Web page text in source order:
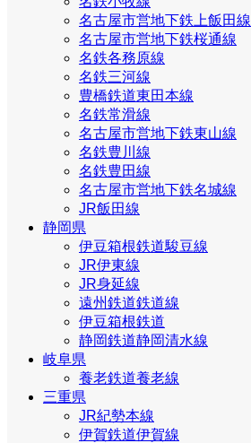
名古屋市営地下鉄上飯田線
名古屋市営地下鉄桜通線
名鉄各務原線
名鉄三河線
豊橋鉄道東田本線
名鉄常滑線
名古屋市営地下鉄東山線
名鉄豊川線
名鉄豊田線
名古屋市営地下鉄名城線
JR飯田線
静岡県
伊豆箱根鉄道駿豆線
JR伊東線
JR身延線
遠州鉄道鉄道線
伊豆箱根鉄道
静岡鉄道静岡清水線
岐阜県
養老鉄道養老線
三重県
JR紀勢本線
伊賀鉄道伊賀線